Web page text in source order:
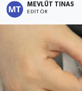
MEVLÜT TINAS
EDITÖR
Sağlık
Kültür - Sanat
Yaşam
Son Dakika
Haber Arşivi